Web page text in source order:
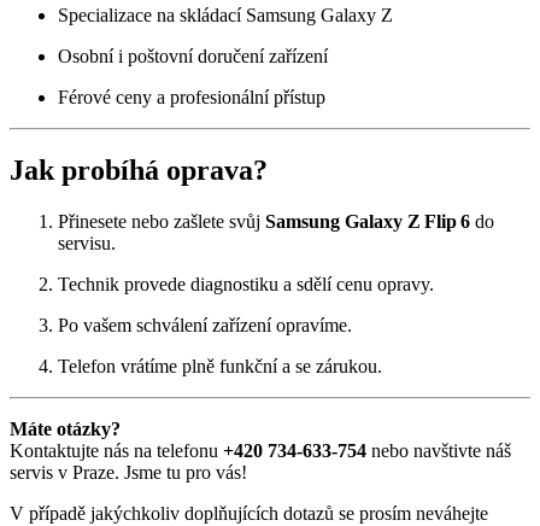
Specializace na skládací Samsung Galaxy Z
Osobní i poštovní doručení zařízení
Férové ceny a profesionální přístup
Jak probíhá oprava?
Přinesete nebo zašlete svůj Samsung Galaxy Z Flip 6 do
servisu.
Technik provede diagnostiku a sdělí cenu opravy.
Po vašem schválení zařízení opravíme.
Telefon vrátíme plně funkční a se zárukou.
Máte otázky?
Kontaktujte nás na telefonu +420 734‑633‑754 nebo navštivte náš
servis v Praze. Jsme tu pro vás!
V případě jakýchkoliv doplňujících dotazů se prosím neváhejte